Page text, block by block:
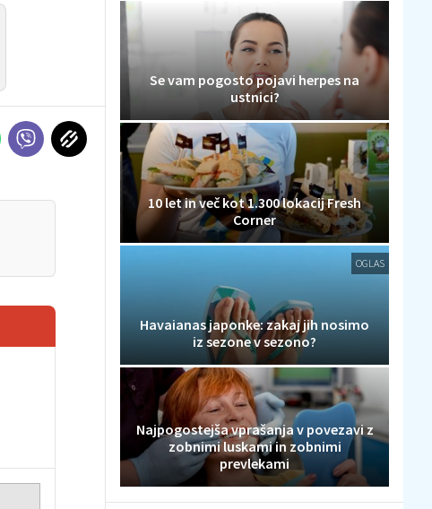
Se vam pogosto pojavi herpes na
ustnici?
10 let in več kot 1.300 lokacij Fresh
Corner
OGLAS
Havaianas japonke: zakaj jih nosimo
iz sezone v sezono?
Najpogostejša vprašanja v povezavi z
zobnimi luskami in zobnimi
prevlekami